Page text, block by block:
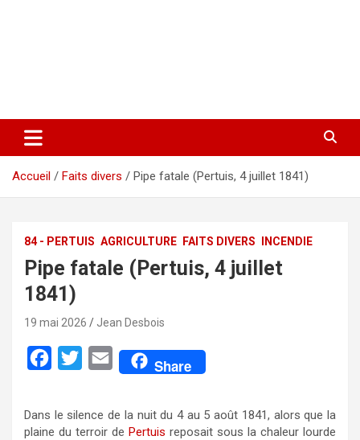
Accueil Faits divers Pipe fatale (Pertuis, 4 juillet 1841)
84 - PERTUIS AGRICULTURE FAITS DIVERS INCENDIE
Pipe fatale (Pertuis, 4 juillet
1841)
19 mai 2026 Jean Desbois
e
t
E
i
Share
Dans le silence de la nuit du 4 au 5 août 1841, alors que la
plaine du terroir de Pertuis reposait sous la chaleur lourde